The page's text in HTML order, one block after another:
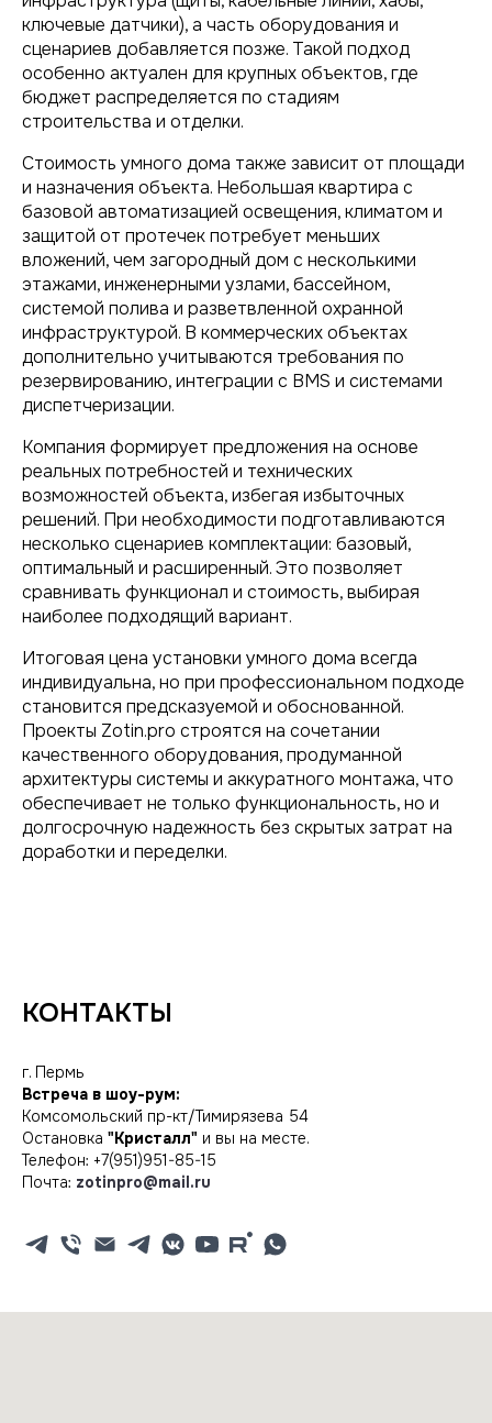
ключевые датчики), а часть оборудования и
сценариев добавляется позже. Такой подход
особенно актуален для крупных объектов, где
бюджет распределяется по стадиям
строительства и отделки.
Стоимость умного дома также зависит от площади
и назначения объекта. Небольшая квартира с
базовой автоматизацией освещения, климатом и
защитой от протечек потребует меньших
вложений, чем загородный дом с несколькими
этажами, инженерными узлами, бассейном,
системой полива и разветвленной охранной
инфраструктурой. В коммерческих объектах
дополнительно учитываются требования по
резервированию, интеграции с BMS и системами
диспетчеризации.
Компания формирует предложения на основе
реальных потребностей и технических
возможностей объекта, избегая избыточных
решений. При необходимости подготавливаются
несколько сценариев комплектации: базовый,
оптимальный и расширенный. Это позволяет
сравнивать функционал и стоимость, выбирая
наиболее подходящий вариант.
Итоговая цена установки умного дома всегда
индивидуальна, но при профессиональном подходе
становится предсказуемой и обоснованной.
Проекты Zotin.pro строятся на сочетании
качественного оборудования, продуманной
архитектуры системы и аккуратного монтажа, что
обеспечивает не только функциональность, но и
долгосрочную надежность без скрытых затрат на
доработки и переделки.
КОНТАКТЫ
г. Пермь
Встреча в шоу-рум:
Комсомольский пр-кт/Тимирязева 54
Остановка "Кристалл" и вы на месте.
Телефон: +7(951)951-85-15
Почта: zotinpro@mail.ru